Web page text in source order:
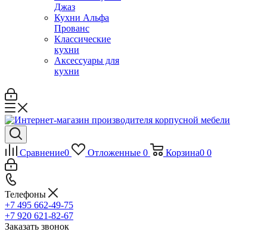
Джаз
Кухни Альфа
Прованс
Классические
кухни
Аксессуары для
кухни
Сравнение0 Отложенные 0 Корзина0 0
Телефоны
+7 495 662-49-75
+7 920 621-82-67
Заказать звонок